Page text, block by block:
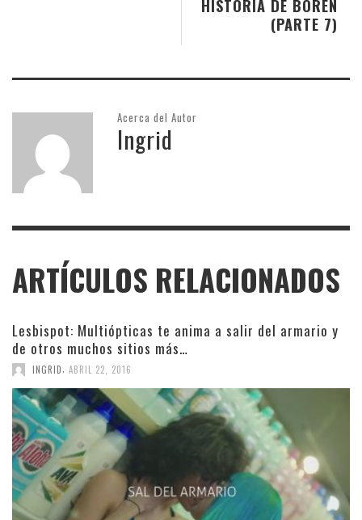
HISTORIA DE BOREN
(PARTE 7)
Acerca del Autor
Ingrid
ARTÍCULOS RELACIONADOS
Lesbispot: Multiópticas te anima a salir del armario y
de otros muchos sitios más…
INGRID, ABRIL 22, 2016